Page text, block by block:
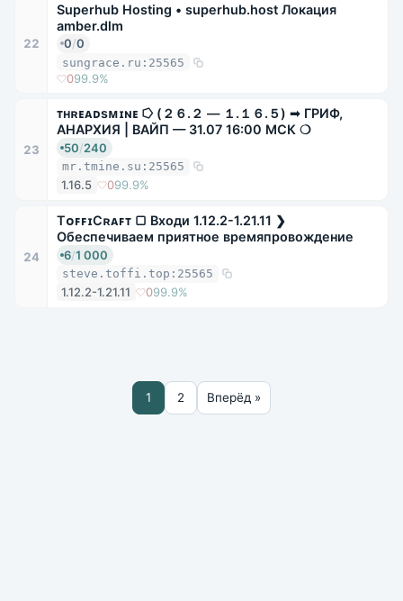
22
Superhub Hosting • superhub.host Локация
amber.dlm
0/0
sungrace.ru:25565
099.9%
23
ᴛʜʀᴇᴀᴅsᴍɪɴᴇ ⭔ (２６.２ — １.１６.５) ➟ ГРИФ,
АНАРХИЯ | ВАЙП — 31.07 16:00 МСК ❍
50/240
mr.tmine.su:25565
1.16.5 099.9%
24
TᴏꜰꜰɪCʀᴀꜰᴛ ▢ Входи 1.12.2-1.21.11 ❯
Обеспечиваем приятное времяпровождение
6/1 000
steve.toffi.top:25565
1.12.2-1.21.11 099.9%
1 2 Вперёд »